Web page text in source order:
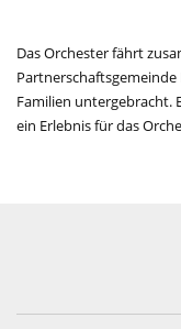
Das Orchester fährt
Familien untergebracht.
ein Erlebnis für das